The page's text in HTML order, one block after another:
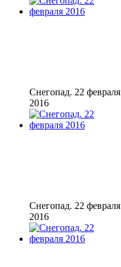
Снегопад. 22 февраля
2016
Снегопад. 22 февраля
2016